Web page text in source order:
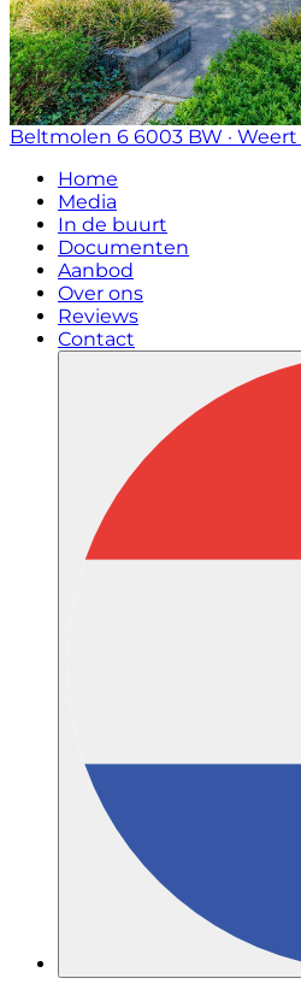
Beltmolen 6 6003 BW · Weert
Home
Media
In de buurt
Documenten
Aanbod
Over ons
Reviews
Contact